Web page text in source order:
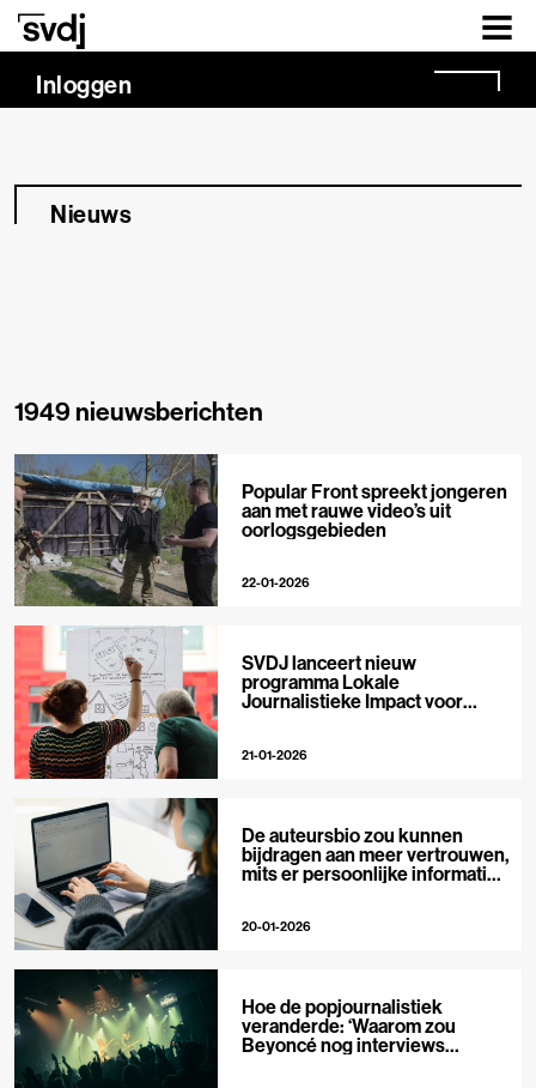
Naar hoofdinhoud
Inloggen
Nieuws
1949 nieuwsberichten
Popular Front spreekt jongeren
aan met rauwe video’s uit
oorlogsgebieden
22-01-2026
SVDJ lanceert nieuw
programma Lokale
Journalistieke Impact voor
21-01-2026
De auteursbio zou kunnen
bijdragen aan meer vertrouwen,
mits er persoonlijke informatie
20-01-2026
Hoe de popjournalistiek
veranderde: ‘Waarom zou
Beyoncé nog interviews